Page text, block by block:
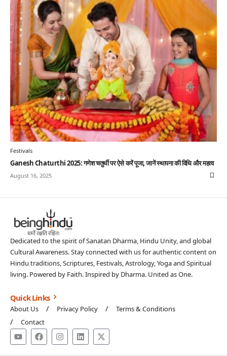
Festivals
Ganesh Chaturthi 2025: गणेश चतुर्थी पर ऐसे करें पूजा, जानें स्थापना की विधि और महत्व
August 16, 2025
Dedicated to the spirit of Sanatan Dharma, Hindu Unity, and global
Cultural Awareness. Stay connected with us for authentic content on
Hindu traditions, Scriptures, Festivals, Astrology, Yoga and Spiritual
living. Powered by Faith. Inspired by Dharma. United as One.
Quick Links
About Us Privacy Policy
Terms & Conditions
Contact